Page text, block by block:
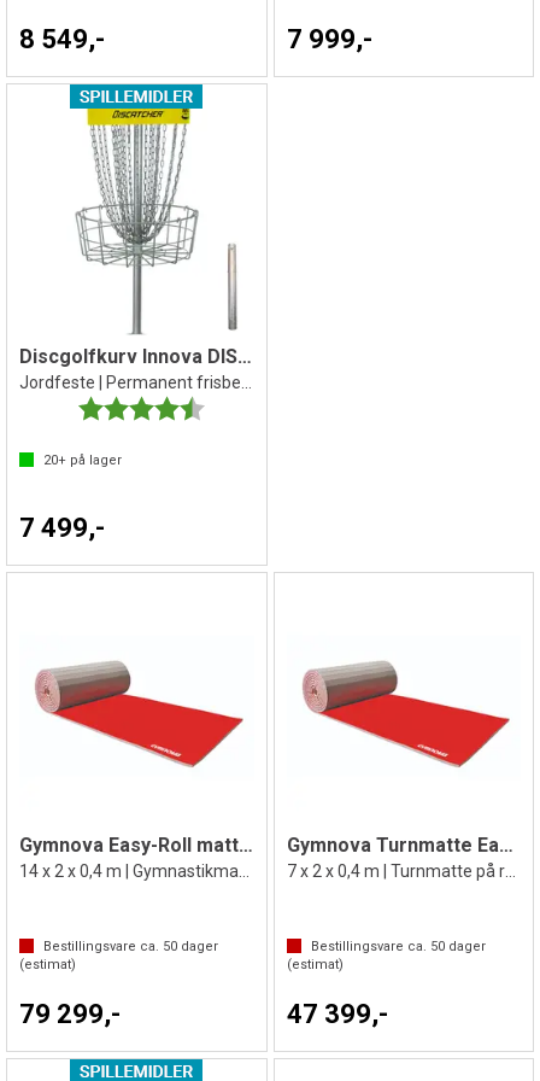
8 549,- 7 999,-
Discgolfkurv Innova DISCatcher Pro 28
Jordfeste | Permanent frisbeegolfkurv
Karakter:
4.8 av 5 mulige
20+ på lager
7 499,-
Gymnova Easy-Roll matte 14 m
Bestillingsvare ca. 50 dager
(estimat)
79 299,-
Gymnova Turnmatte Easy-Roll 7 m
7 x 2 x 0,4 m | Turnmatte på rull
Bestillingsvare ca. 50dager
(estimat)
47 399,-